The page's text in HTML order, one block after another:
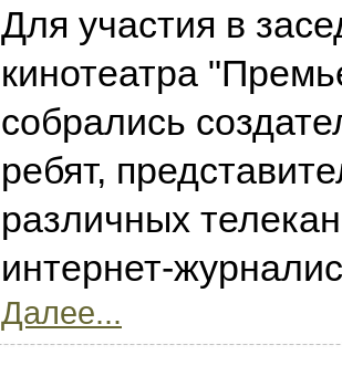
Для участия в
кинотеатра
собрались
ребят,
различных
интернет-
Далее...